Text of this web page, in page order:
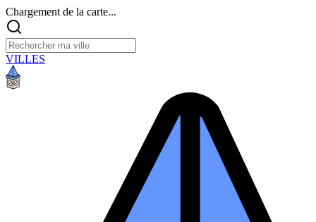
Chargement de la carte...
VILLES